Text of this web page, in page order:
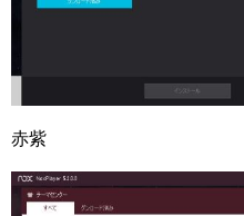
赤紫